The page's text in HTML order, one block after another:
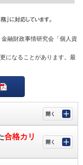
融財政事情研究会「個人資
になることがあります。最
合格カリ